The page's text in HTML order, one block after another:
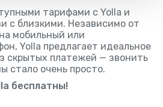
тарифами с Yolla и
с близкими. Независимо от
мобильный или
Yolla предлагает идеальное
скрытых платежей — звонить
стало очень просто.
бесплатны!